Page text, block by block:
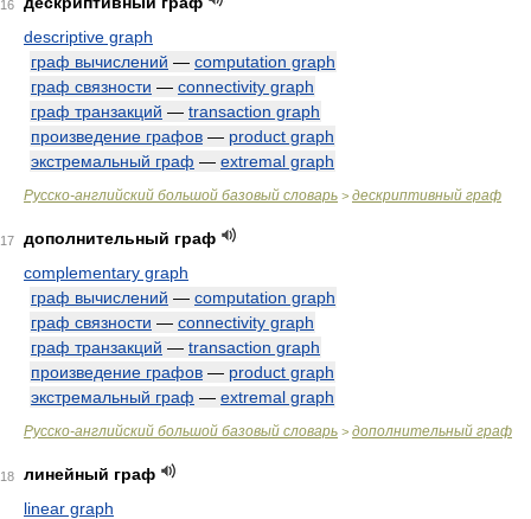
16
descriptive graph
граф вычислений — computation graph
граф связности — connectivity graph
граф транзакций — transaction graph
произведение графов — product graph
экстремальный граф — extremal graph
Русско-английский большой базовый словарь > дескриптивный граф
17
дополнительный граф
complementary graph
граф вычислений — computation graph
граф связности — connectivity graph
граф транзакций — transaction graph
произведение графов — product graph
экстремальный граф — extremal graph
Русско-английский большой базовый словарь > дополнительный граф
18
линейный граф
linear graph